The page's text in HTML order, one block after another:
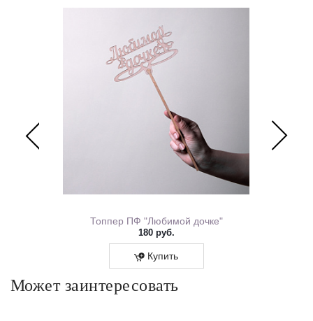
Топпер ПФ "Любимой дочке"
180 руб.
Купить
Может заинтересовать